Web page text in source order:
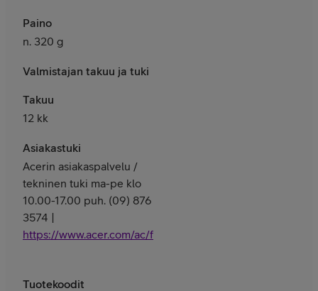
Paino
n. 320 g
Valmistajan takuu ja tuki
Takuu
12 kk
Asiakastuki
Acerin asiakaspalvelu /
tekninen tuki ma-pe klo
10.00-17.00 puh. (09) 876
3574 |
https://www.acer.com/ac/fi/FI/content/support
Tuotekoodit